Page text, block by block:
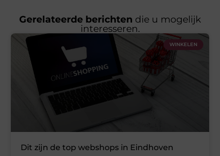
Gerelateerde berichten die u mogelijk
interesseren.
WINKELEN
Dit zijn de top webshops in Eindhoven